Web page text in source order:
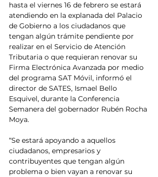
hasta el viernes 16 de febrero se estará
atendiendo en la explanada del Palacio
de Gobierno a los ciudadanos que
tengan algún trámite pendiente por
realizar en el Servicio de Atención
Tributaria o que requieran renovar su
Firma Electrónica Avanzada por medio
del programa SAT Móvil, informó el
director de SATES, Ismael Bello
Esquivel, durante la Conferencia
Semanera del gobernador Rubén Rocha
Moya.
“Se estará apoyando a aquellos
ciudadanos, empresarios y
contribuyentes que tengan algún
problema o bien vayan a renovar su